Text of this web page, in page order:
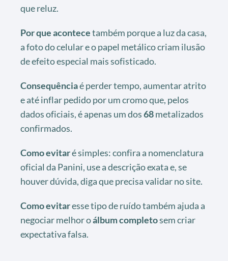
que reluz.
Por que acontecetambém porque a luz da casa,
a foto do celular e o papel metálico criam ilusão
de efeito especial mais sofisticado.
Consequênciaé perder tempo, aumentar atrito
e até inflar pedido por um cromo que, pelos
dados oficiais, é apenas um dos68metalizados
confirmados.
Como evitaré simples: confira a nomenclatura
oficial da Panini, use a descrição exata e, se
houver dúvida, diga que precisa validar no site.
Como evitaresse tipo de ruído também ajuda a
negociar melhor oálbum completosem criar
expectativa falsa.